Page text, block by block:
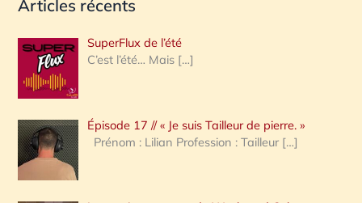
c
e
r
c
h
e
Articles récents
SuperFlux de l’été
C’est l’été… Mais […]
Épisode 17 // « Je suis Tailleur de pierre. »
Prénom : Lilian Profession : Tailleur […]